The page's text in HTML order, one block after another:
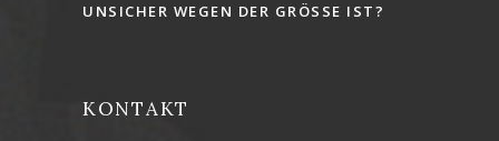
UNSICHER WEGEN DER GRÖSSE IST?
KONTAKT